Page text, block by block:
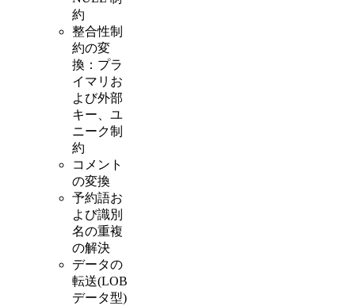
約
整合性制
約の変
換：プラ
イマリお
よび外部
キー、ユ
ニーク制
約
コメント
の変換
予約語お
よび識別
名の重複
の解決
データの
転送(LOB
データ型)